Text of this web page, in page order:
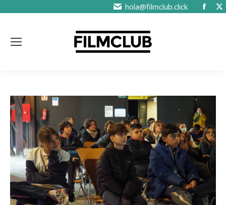
hola@filmclub.click